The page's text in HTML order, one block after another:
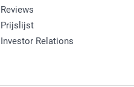
Reviews
Prijslijst
Investor Relations